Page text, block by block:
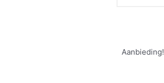
Aanbieding!